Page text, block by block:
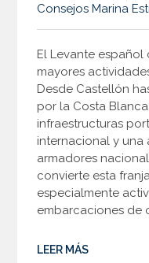
Consejos Marina
El Levante
mayores
Desde Castellón
por la Costa
infraestructuras
internacional y
armadores
convierte esta
especialmente
embarcaciones de
LEER MÁS